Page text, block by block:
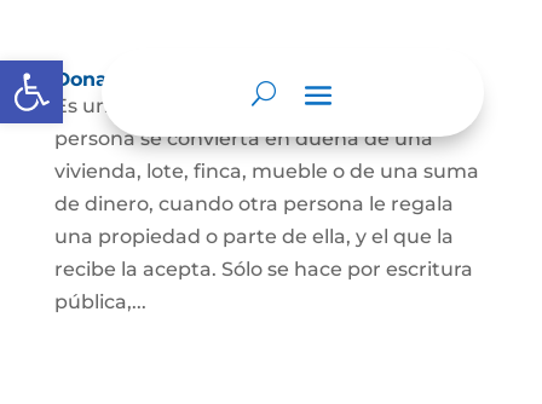
Abrir barra de herramientas
Donación
Es uno de los contratos cuyo fin es que una
persona se convierta en dueña de una
vivienda, lote, finca, mueble o de una suma
de dinero, cuando otra persona le regala
una propiedad o parte de ella, y el que la
recibe la acepta. Sólo se hace por escritura
pública,...